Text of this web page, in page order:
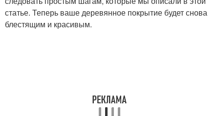
статье. Теперь ваше деревянное покрытие будет снова
блестящим и красивым.